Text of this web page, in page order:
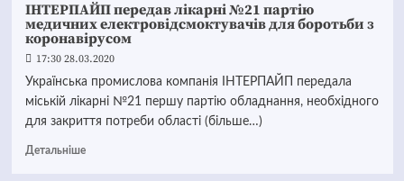
ІНТЕРПАЙП передав лікарні №21 партію
медичних електровідсмоктувачів для боротьби з
коронавірусом
17:30 28.03.2020
Українська промислова компанія ІНТЕРПАЙП передала
міській лікарні №21 першу партію обладнання, необхідного
для закриття потреби області (більше…)
Детальніше